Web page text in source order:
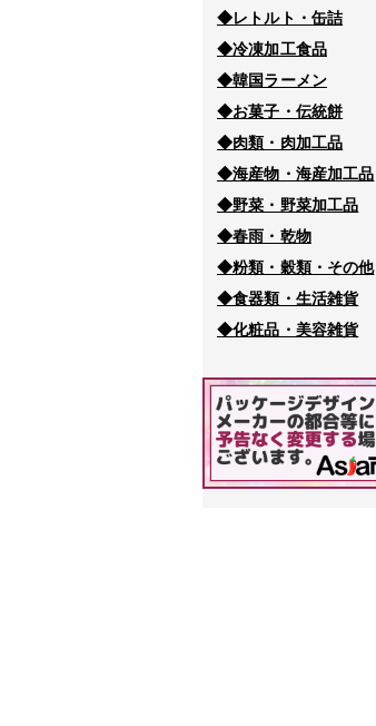
◆レトルト・缶詰
◆冷凍加工食品
◆韓国ラーメン
◆お菓子・伝統餅
◆肉類・肉加工品
◆海産物・海産加工品
◆野菜・野菜加工品
◆春雨・乾物
◆粉類・穀類・その他
◆食器類・生活雑貨
◆化粧品・美容雑貨